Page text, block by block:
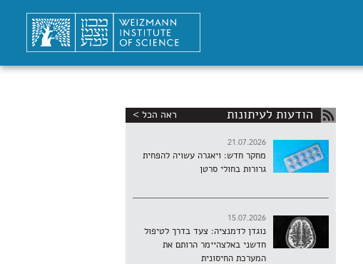
הודעות לעיתונות ראה הכל >
21.07.2026
מחקר חדש: ויאגרה עשויה להפחית
גרורות בחולי סרטן
15.07.2026
נוגדן לדמנציה: צעד בדרך לטיפול
חדשני באלצהיימר הרותם את
המערכת החיסונית